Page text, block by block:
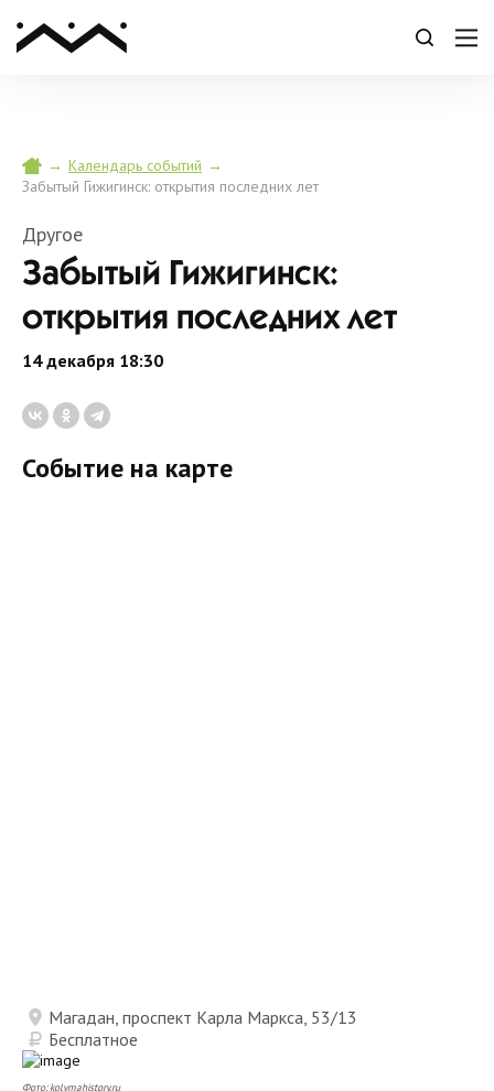
→ Календарь событий →
Забытый Гижигинск: открытия последних лет
Другое
Забытый Гижигинск:
открытия последних лет
14 декабря 18:30
Фото: kolymahistory.ru
Событие на карте
Магадан, проспект Карла Маркса, 53/13
Бесплатное